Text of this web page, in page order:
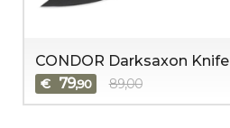
CONDOR Darksaxon Knife
€ 79,90 89,00